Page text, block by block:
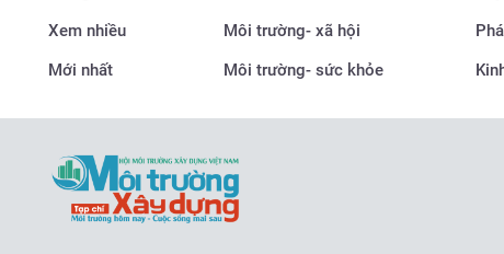
Xem nhiều
Mới nhất
Môi trường- xã hội
Môi trường- sức khỏe